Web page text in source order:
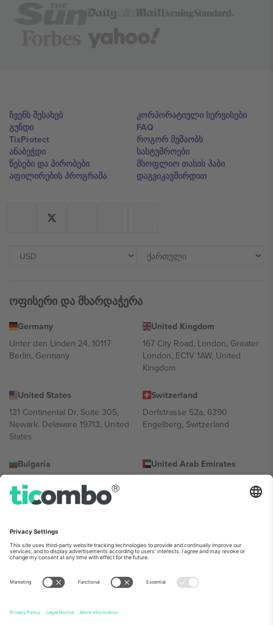
ჩვენს შესახებ
გუნდი
TixProtect
ანაბეჭდი
წესები და პირობები
აფილირების პროგრამა
კორპორატიული სერვისები
FAQ
როგორ მუშაობს
სასტუმროები
მსოფლიო თასის ჰაბი
დაგვიკავშირდით
ოფისერი და მხარდაჭერა
Germany
Unter den Linden 24, 10117
Berlin, Germany
United Kingdom
167 City Road, London, Greater
London, EC1V 1AW, United
Kingdom
United States
131 Continental Dr, Suite 305,
Newark, Delaware 19713, United
States
Switzerland
Dorfstrasse 52a, 6390
Engelberg, Switzerland
Bulgaria
Totleben 53-55, 1606 Sofia,
Bulgaria
United Arab Emirates
Building A1, Office 302, Dubai,
Mexico
Av Chapultepec 360, Roma
Norte, Cuauhtémoc, 06700
Ciudad de México, CDMX,
Mexico
პლატფორმის პროვაიდერის იურიდიული პირი იცვლება